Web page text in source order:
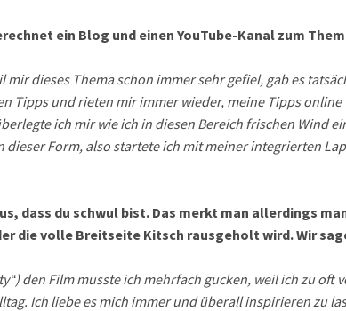
ein Blog und einen YouTube-Kanal zum
mir dieses Thema schon immer sehr gefiel, gab es
Tipps und rieten mir immer wieder, meine Tipps
ich mir wie ich in diesen Bereich frischen Wind
dieser Form, also startete ich mit meiner integrierten
dass du schwul bist. Das merkt man allerdings
die volle Breitseite Kitsch rausgeholt wird. Wir
den Film musste ich mehrfach gucken, weil ich zu
Ich liebe es mich immer und überall inspirieren zu